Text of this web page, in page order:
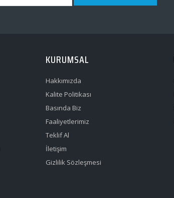
KURUMSAL
Hakkımızda
Kalite Politikası
Basında Biz
Faaliyetlerimiz
Teklif Al
İletişim
Gizlilik Sözleşmesi